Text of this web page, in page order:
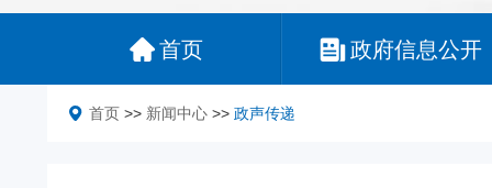
首页 政府信息公开
首页 >> 新闻中心 >> 政声传递